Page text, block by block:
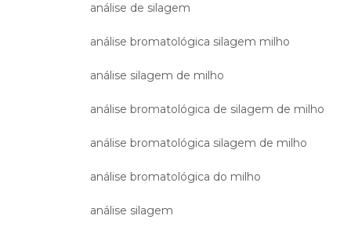
análise de silagem
análise bromatológica silagem milho
análise silagem de milho
análise bromatológica de silagem de milho
análise bromatológica silagem de milho
análise bromatológica do milho
análise silagem